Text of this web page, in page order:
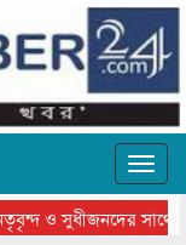
ও সুধীজনদের সাথে